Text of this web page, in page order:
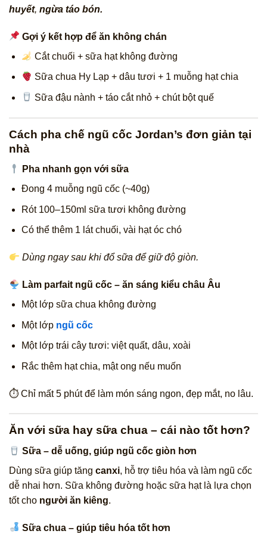
huyết, ngừa táo bón.
Gợi ý kết hợp để ăn không chán
Cắt chuối + sữa hạt không đường
Sữa chua Hy Lạp + dâu tươi + 1 muỗng hạt chia
Sữa đậu nành + táo cắt nhỏ + chút bột quế
Cách pha chế ngũ cốc Jordan’s đơn giản tại
nhà
Pha nhanh gọn với sữa
Đong 4 muỗng ngũ cốc (~40g)
Rót 100–150ml sữa tươi không đường
Có thể thêm 1 lát chuối, vài hạt óc chó
Dùng ngay sau khi đổ sữa để giữ độ giòn.
Làm parfait ngũ cốc – ăn sáng kiểu châu Âu
Một lớp sữa chua không đường
Một lớp ngũ cốc
Một lớp trái cây tươi: việt quất, dâu, xoài
Rắc thêm hạt chia, mật ong nếu muốn
⏱ Chỉ mất 5 phút để làm món sáng ngon, đẹp mắt, no lâu.
Ăn với sữa hay sữa chua – cái nào tốt hơn?
Sữa – dễ uống, giúp ngũ cốc giòn hơn
Dùng sữa giúp tăng canxi, hỗ trợ tiêu hóa và làm ngũ cốc
dễ nhai hơn. Sữa không đường hoặc sữa hạt là lựa chọn
tốt cho người ăn kiêng.
Sữa chua – giúp tiêu hóa tốt hơn